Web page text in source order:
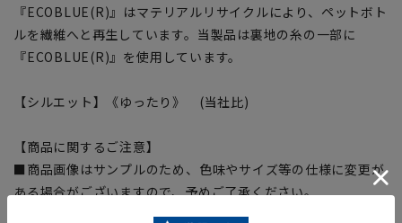
『ECOBLUE(R)』はマテリアルリサイクルにより、ペットボト
ルを繊維へと再生しています。当製品は裏地の糸の一部に
『ECOBLUE(R)』を使用しています。
【シルエット】《ゆったり》 (当社比)
【商品に関するご注意】
■商品画像はサンプルのため、色味やサイズ等の仕様に変更が
ある場合がございますので、予めご了承ください。
■ゆとり感には個人差があります。サイズ表を確認の上、ご購